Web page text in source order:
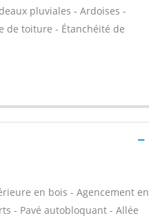
pluviales - Ardoises -
de toiture - Étanchéité de
en bois - Agencement en
- Pavé autobloquant - Allée